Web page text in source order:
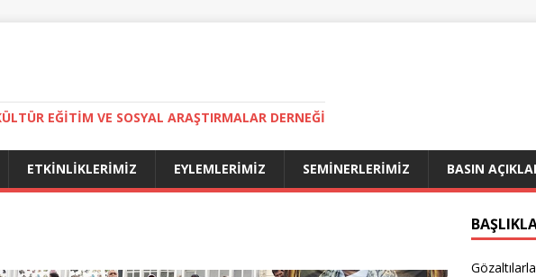
EĞITIM VE SOSYAL ARAŞTIRMALAR DERNEĞI
ETKINLIKLERIMIZ EYLEMLERIMIZ SEMINERLERIMIZ BASIN